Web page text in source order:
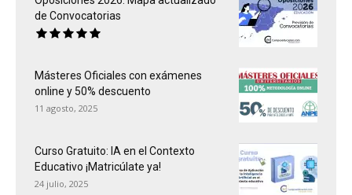
de Convocatorias
Másteres Oficiales con exámenes
online y 50% descuento
11 agosto, 2025
Curso Gratuito: IA en el Contexto
Educativo ¡Matricúlate ya!
24 julio, 2025